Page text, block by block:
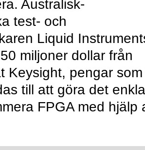
Australisk-
test- och
Liquid
miljoner dollar från
Keysight, pengar som
till att göra det
FPGA med hjälp